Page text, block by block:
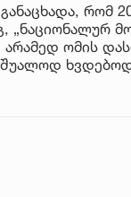
რომ
„ნაციონალურ
ომის